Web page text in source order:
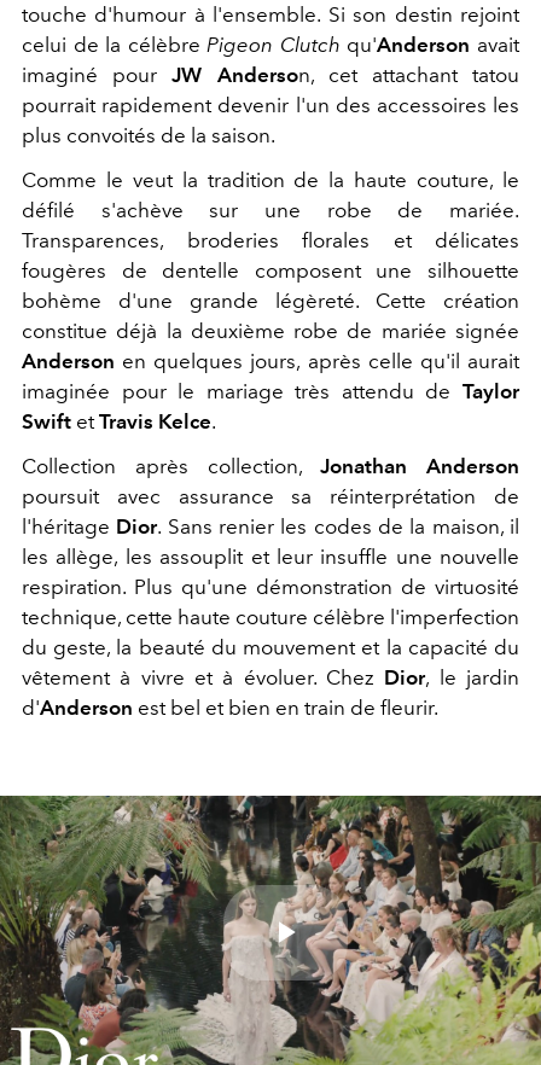
touche d'humour à l'ensemble. Si son destin rejoint
celui de la célèbre Pigeon Clutch qu'Anderson avait
imaginé pourJW Anderson, cet attachant tatou
pourrait rapidement devenir l'un des accessoires les
plus convoités de la saison.
Comme le veut la tradition de la haute couture, le
défilé s'achève sur une robe de mariée.
Transparences, broderies florales et délicates
fougères de dentelle composent une silhouette
bohème d'une grande légèreté. Cette création
constitue déjà la deuxième robe de mariée signée
Anderson en quelques jours, après celle qu'il aurait
imaginée pour le mariage très attendu de Taylor
Swift etTravis Kelce.
Collection après collection,Jonathan Anderson
poursuit avec assurance sa réinterprétation de
l'héritage Dior. Sans renier les codes de la maison, il
les allège, les assouplit et leur insuffle une nouvelle
respiration. Plus qu'une démonstration de virtuosité
technique, cette haute couture célèbre l'imperfection
du geste, la beauté du mouvement et la capacité du
vêtement à vivre et à évoluer. Chez Dior, le jardin
d'Anderson est bel et bien en train de fleurir.
Play